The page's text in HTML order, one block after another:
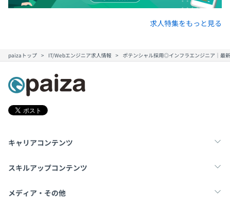
求人特集をもっと見る
paizaトップ IT/Webエンジニア求人情報 ポテンシャル採用◎インフラエンジニア｜最
キャリアコンテンツ
転職・キャリア
スキルアップコンテンツ
学習
メディア・その他